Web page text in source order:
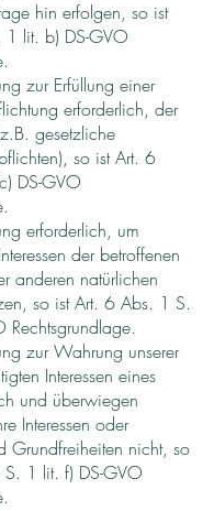
hin erfolgen, so ist
lit. b) DS-GVO
zur Erfüllung einer
erforderlich, der
gesetzliche
so ist Art. 6
DS-GVO
erforderlich, um
der betroffenen
anderen natürlichen
so ist Art. 6 Abs. 1 S.
Rechtsgrundlage.
zur Wahrung unserer
Interessen eines
und überwiegen
Interessen oder
Grundfreiheiten nicht, so
1 lit. f) DS-GVO